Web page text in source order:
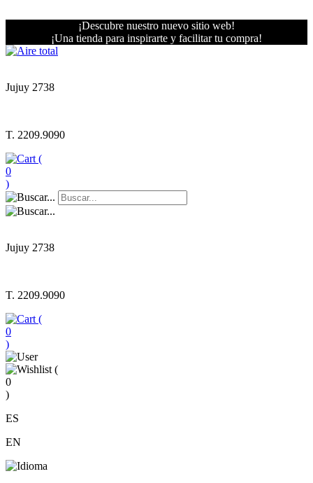
¡Descubre nuestro nuevo sitio web!
¡Una tienda para inspirarte y facilitar tu compra!
Jujuy 2738
T. 2209.9090
(
0
)
Jujuy 2738
T. 2209.9090
(
0
)
(
0
)
ES
EN